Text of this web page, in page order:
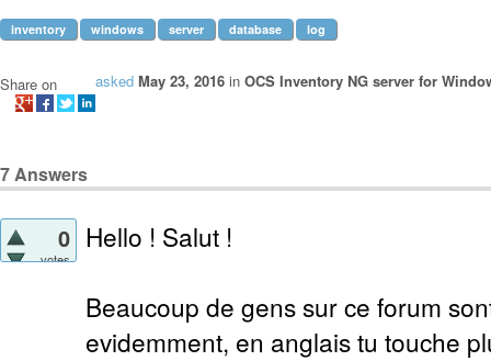
inventory windows server database log
asked May 23, 2016 in OCS Inventory NG server for
Share on
7Answers
0
votes
Hello ! Salut !
Beaucoup de gens sur ce forum
evidemment, en anglais tu touche